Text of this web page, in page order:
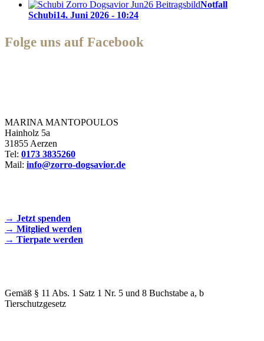
Notfall
Schubi14. Juni 2026 - 10:24
Folge uns auf Facebook
MARINA MANTOPOULOS
Hainholz 5a
31855 Aerzen
Tel: 0173 3835260
Mail: info@zorro-dogsavior.de
→ Jetzt spenden
→ Mitglied werden
→ Tierpate werden
Gemäß § 11 Abs. 1 Satz 1 Nr. 5 und 8 Buchstabe a, b
Tierschutzgesetz